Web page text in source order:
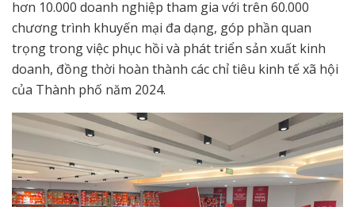
hơn 10.000 doanh nghiệp tham gia với trên 60.000
chương trình khuyến mại đa dạng, góp phần quan
trọng trong việc phục hồi và phát triển sản xuất kinh
doanh, đồng thời hoàn thành các chỉ tiêu kinh tế xã hội
của Thành phố năm 2024.